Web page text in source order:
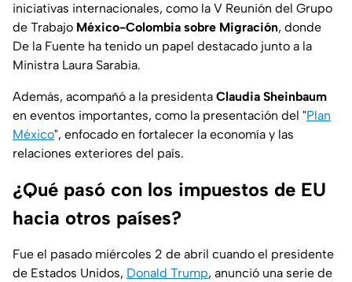
iniciativas internacionales, como la V Reunión del Grupo
de Trabajo México-Colombia sobre Migración, donde
De la Fuente ha tenido un papel destacado junto a la
Ministra Laura Sarabia.
Además, acompañó a la presidenta Claudia Sheinbaum
en eventos importantes, como la presentación del "Plan
México", enfocado en fortalecer la economía y las
relaciones exteriores del país.
¿Qué pasó con los impuestos de EU
hacia otros países?
Fue el pasado miércoles 2 de abril cuando el presidente
de Estados Unidos, Donald Trump, anunció una serie de